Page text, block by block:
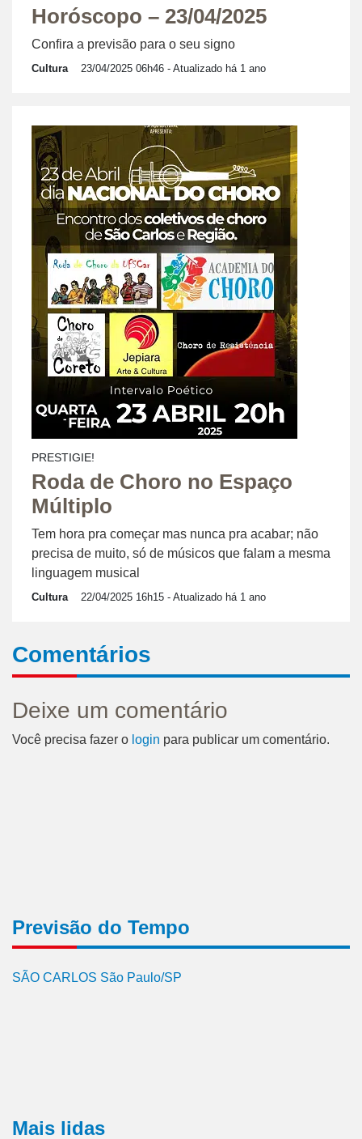
Horóscopo – 23/04/2025
Confira a previsão para o seu signo
Cultura 23/04/2025 06h46 - Atualizado há 1 ano
PRESTIGIE!
Roda de Choro no Espaço
Múltiplo
Tem hora pra começar mas nunca pra acabar; não
precisa de muito, só de músicos que falam a mesma
linguagem musical
Cultura 22/04/2025 16h15 - Atualizado há 1 ano
Comentários
Deixe um comentário
Você precisa fazer o login para publicar um comentário.
Previsão do Tempo
SÃO CARLOS São Paulo/SP
Mais lidas